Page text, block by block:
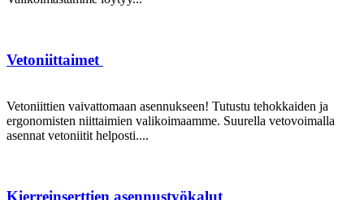
Vetoniittaimet
Vetoniittien vaivattomaan asennukseen! Tutustu tehokkaiden ja
ergonomisten niittaimien valikoimaamme. Suurella vetovoimalla
asennat vetoniitit helposti....
Kierreinserttien asennustyökalut